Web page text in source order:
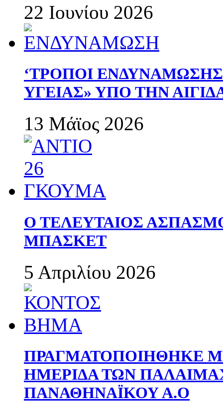
22 Ιουνίου 2026
‘ΤΡΟΠΟΙ
ΥΓΕΙΑΣ» ΥΠΟ ΤΗΝ
13 Μάϊος 2026
Ο ΤΕΛΕΥΤΑΙΟΣ
ΜΠΑΣΚΕΤ
5 Απριλίου 2026
ΠΡΑΓΜΑΤΟΠΟΙΗΘΗΚΕ
ΗΜΕΡΙΔΑ ΤΩΝ
ΠΑΝΑΘΗΝΑΪΚΟΥ Α.Ο